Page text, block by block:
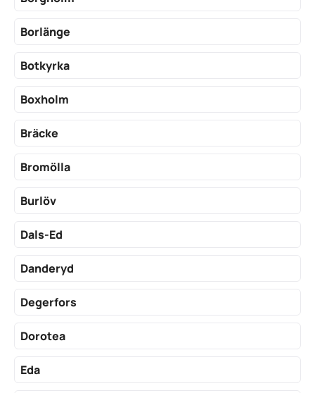
Borlänge
Botkyrka
Boxholm
Bräcke
Bromölla
Burlöv
Dals-Ed
Danderyd
Degerfors
Dorotea
Eda